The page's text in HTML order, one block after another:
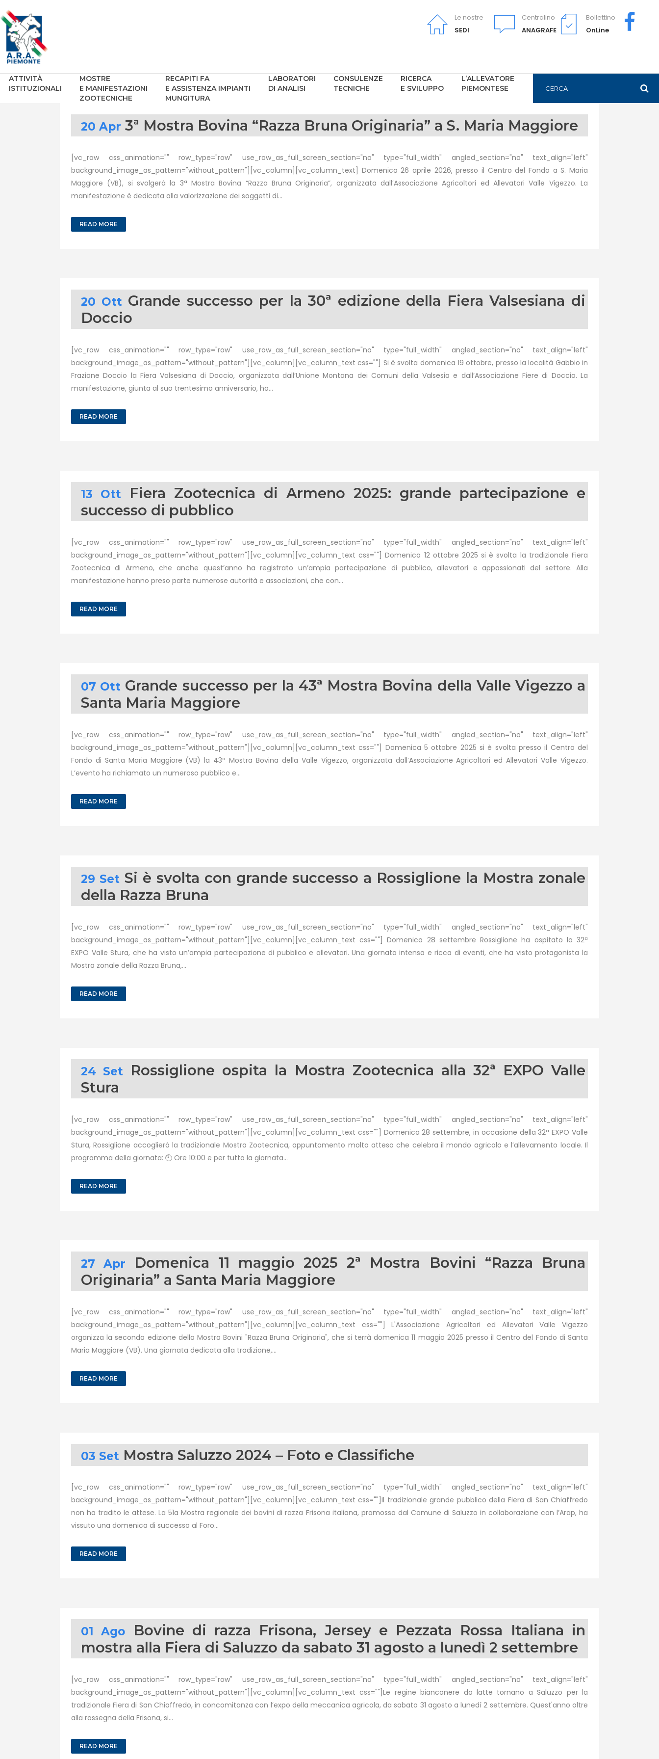
Le nostre
SEDI
Centralino
ANAGRAFE
Bollettino
OnLine
ATTIVITÀ
ISTITUZIONALI
MOSTRE
E MANIFESTAZIONI
ZOOTECNICHE
RECAPITI FA
E ASSISTENZA IMPIANTI
MUNGITURA
LABORATORI
DI ANALISI
CONSULENZE
TECNICHE
RICERCA
E SVILUPPO
L’ALLEVATORE
PIEMONTESE
20 Apr 3ª Mostra Bovina “Razza Bruna Originaria” a S. Maria Maggiore
[vc_row css_animation="" row_type="row" use_row_as_full_screen_section="no" type="full_width" angled_section="no" text_align="left"
background_image_as_pattern="without_pattern"][vc_column][vc_column_text] Domenica 26 aprile 2026, presso il Centro del Fondo a S. Maria
Maggiore (VB), si svolgerà la 3ª Mostra Bovina “Razza Bruna Originaria”, organizzata dall’Associazione Agricoltori ed Allevatori Valle Vigezzo. La
manifestazione è dedicata alla valorizzazione dei soggetti di...
READ MORE
20 Ott Grande successo per la 30ª edizione della Fiera Valsesiana di
Doccio
[vc_row css_animation="" row_type="row" use_row_as_full_screen_section="no" type="full_width" angled_section="no" text_align="left"
background_image_as_pattern="without_pattern"][vc_column][vc_column_text css=""] Si è svolta domenica 19 ottobre, presso la località Gabbio in
Frazione Doccio la Fiera Valsesiana di Doccio, organizzata dall’Unione Montana dei Comuni della Valsesia e dall’Associazione Fiere di Doccio. La
manifestazione, giunta al suo trentesimo anniversario, ha...
READ MORE
13 Ott
Fiera Zootecnica di Armeno 2025: grande partecipazione e
successo di pubblico
[vc_row css_animation="" row_type="row" use_row_as_full_screen_section="no" type="full_width" angled_section="no" text_align="left"
background_image_as_pattern="without_pattern"][vc_column][vc_column_text css=""] Domenica 12 ottobre 2025 si è svolta la tradizionale Fiera
Zootecnica di Armeno, che anche quest’anno ha registrato un’ampia partecipazione di pubblico, allevatori e appassionati del settore. Alla
manifestazione hanno preso parte numerose autorità e associazioni, che con...
READ MORE
07 Ott Grande successo per la 43ª Mostra Bovina della Valle Vigezzo a
Santa Maria Maggiore
[vc_row css_animation="" row_type="row" use_row_as_full_screen_section="no" type="full_width" angled_section="no" text_align="left"
background_image_as_pattern="without_pattern"][vc_column][vc_column_text css=""] Domenica 5 ottobre 2025 si è svolta presso il Centro del
Fondo di Santa Maria Maggiore (VB) la 43ª Mostra Bovina della Valle Vigezzo, organizzata dall’Associazione Agricoltori ed Allevatori Valle Vigezzo.
L’evento ha richiamato un numeroso pubblico e...
READ MORE
29 Set Si è svolta con grande successo a Rossiglione la Mostra zonale
della Razza Bruna
[vc_row css_animation="" row_type="row" use_row_as_full_screen_section="no" type="full_width" angled_section="no" text_align="left"
background_image_as_pattern="without_pattern"][vc_column][vc_column_text css=""] Domenica 28 settembre Rossiglione ha ospitato la 32ª
EXPO Valle Stura, che ha visto un’ampia partecipazione di pubblico e allevatori. Una giornata intensa e ricca di eventi, che ha visto protagonista la
Mostra zonale della Razza Bruna,...
READ MORE
24 Set
Rossiglione ospita la Mostra Zootecnica alla 32ª EXPO Valle
Stura
[vc_row css_animation="" row_type="row" use_row_as_full_screen_section="no" type="full_width" angled_section="no" text_align="left"
background_image_as_pattern="without_pattern"][vc_column][vc_column_text css=""] Domenica 28 settembre, in occasione della 32ª EXPO Valle
Stura, Rossiglione accoglierà la tradizionale Mostra Zootecnica, appuntamento molto atteso che celebra il mondo agricolo e l’allevamento locale. Il
programma della giornata: 🕙 Ore 10:00 e per tutta la giornata...
READ MORE
27 Apr
Domenica 11 maggio 2025 2ª Mostra Bovini “Razza Bruna
Originaria” a Santa Maria Maggiore
[vc_row css_animation="" row_type="row" use_row_as_full_screen_section="no" type="full_width" angled_section="no" text_align="left"
background_image_as_pattern="without_pattern"][vc_column][vc_column_text css=""] L'Associazione Agricoltori ed Allevatori Valle Vigezzo
organizza la seconda edizione della Mostra Bovini "Razza Bruna Originaria", che si terrà domenica 11 maggio 2025 presso il Centro del Fondo di Santa
Maria Maggiore (VB). Una giornata dedicata alla tradizione,...
READ MORE
03 Set Mostra Saluzzo 2024 – Foto e Classifiche
[vc_row css_animation="" row_type="row" use_row_as_full_screen_section="no" type="full_width" angled_section="no" text_align="left"
background_image_as_pattern="without_pattern"][vc_column][vc_column_text css=""]Il tradizionale grande pubblico della Fiera di San Chiaffredo
non ha tradito le attese. La 51a Mostra regionale dei bovini di razza Frisona italiana, promossa dal Comune di Saluzzo in collaborazione con l’Arap, ha
vissuto una domenica di successo al Foro...
READ MORE
01 Ago
Bovine di razza Frisona, Jersey e Pezzata Rossa Italiana in
mostra alla Fiera di Saluzzo da sabato 31 agosto a lunedì 2 settembre
[vc_row css_animation="" row_type="row" use_row_as_full_screen_section="no" type="full_width" angled_section="no" text_align="left"
background_image_as_pattern="without_pattern"][vc_column][vc_column_text css=""]Le regine bianconere da latte tornano a Saluzzo per la
tradizionale Fiera di San Chiaffredo, in concomitanza con l’expo della meccanica agricola, da sabato 31 agosto a lunedì 2 settembre. Quest'anno oltre
alla rassegna della Frisona, si...
READ MORE